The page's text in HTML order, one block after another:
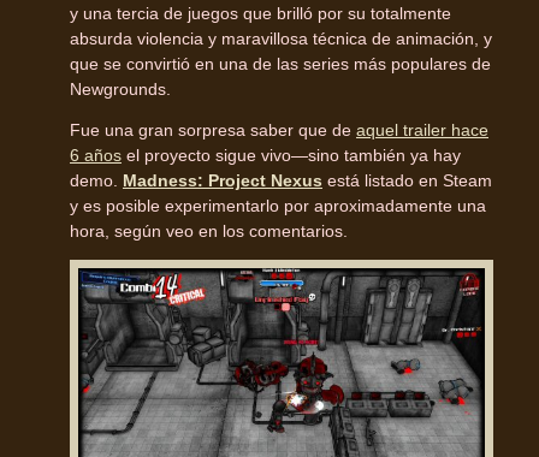
y una tercia de juegos que brilló por su totalmente
absurda violencia y maravillosa técnica de animación, y
que se convirtió en una de las series más populares de
Newgrounds.
Fue una gran sorpresa saber que de aquel trailer hace
6 años el proyecto sigue vivo—sino también ya hay
demo. Madness: Project Nexus está listado en Steam
y es posible experimentarlo por aproximadamente una
hora, según veo en los comentarios.